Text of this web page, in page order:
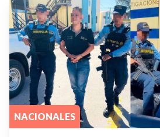
NACIONALES